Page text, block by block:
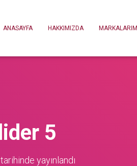
ANASAYFA HAKKIMIZDA
5
tarihinde yayınlandı